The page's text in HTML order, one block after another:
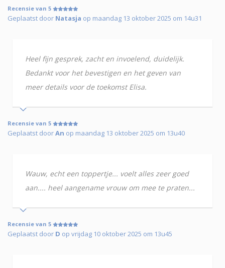
Recensie van 5
Geplaatst door Natasja op maandag 13 oktober 2025 om 14u31
Heel fijn gesprek, zacht en invoelend, duidelijk.
Bedankt voor het bevestigen en het geven van
meer details voor de toekomst Elisa.
Recensie van 5
Geplaatst doorAn op maandag 13 oktober 2025 om 13u40
Wauw, echt een toppertje... voelt alles zeer goed
aan.... heel aangename vrouw om mee te praten...
Recensie van 5
Geplaatst door D op vrijdag 10 oktober 2025 om 13u45